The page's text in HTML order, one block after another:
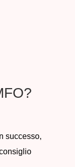
successo,